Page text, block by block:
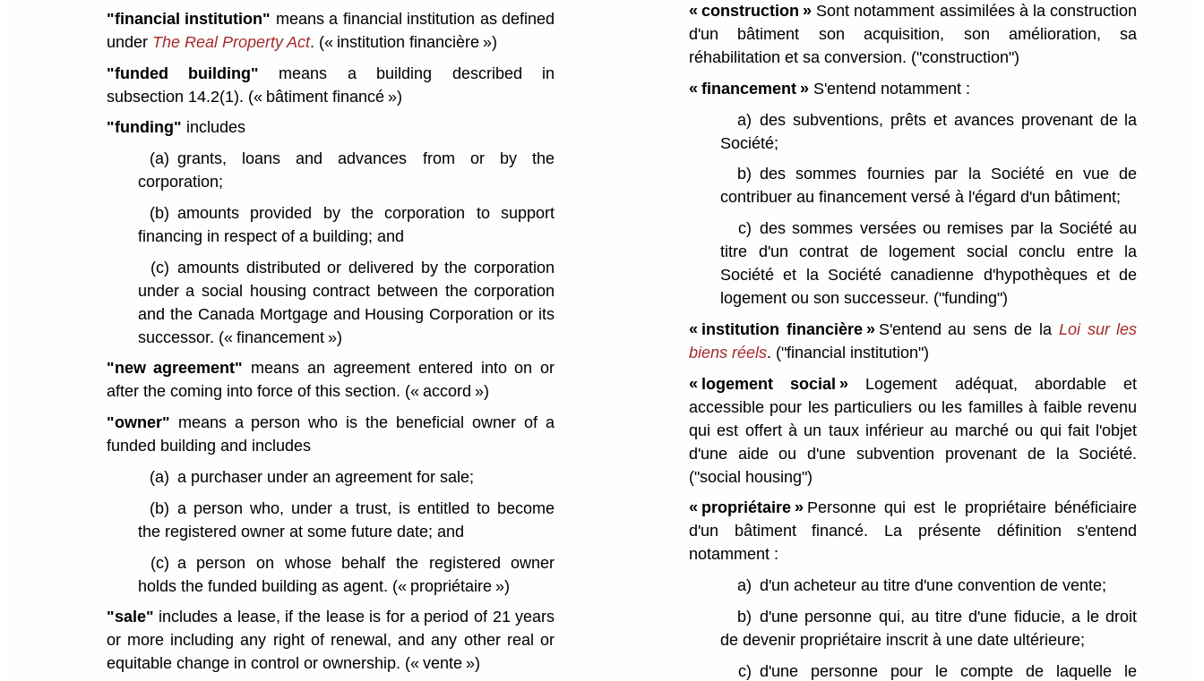
"financial institution" means a financial institution as defined
under The Real Property Act. (« institution financière »)
"funded building" means a building described in
subsection 14.2(1). (« bâtiment financé »)
"funding" includes
(a) grants, loans and advances from or by the
corporation;
(b) amounts provided by the corporation to support
financing in respect of a building; and
(c) amounts distributed or delivered by the corporation
under a social housing contract between the corporation
and the Canada Mortgage and Housing Corporation or its
successor. (« financement »)
"new agreement" means an agreement entered into on or
after the coming into force of this section. (« accord »)
"owner" means a person who is the beneficial owner of a
funded building and includes
(a) a purchaser under an agreement for sale;
(b) a person who, under a trust, is entitled to become
the registered owner at some future date; and
(c) a person on whose behalf the registered owner
holds the funded building as agent. (« propriétaire »)
"sale" includes a lease, if the lease is for a period of 21 years
or more including any right of renewal, and any other real or
equitable change in control or ownership. (« vente »)
« construction »Sont notamment assimilées à la construction
d'un bâtiment son acquisition, son amélioration, sa
réhabilitation et sa conversion. ("construction")
« financement »S'entend notamment :
a) des subventions, prêts et avances provenant de la
Société;
b) des sommes fournies par la Société en vue de
contribuer au financement versé à l'égard d'un bâtiment;
c) des sommes versées ou remises par la Société au
titre d'un contrat de logement social conclu entre la
Société et la Société canadienne d'hypothèques et de
logement ou son successeur. ("funding")
« institution financière »S'entend au sens de la Loi sur les
biens réels. ("financial institution")
« logement social » Logement adéquat, abordable et
accessible pour les particuliers ou les familles à faible revenu
qui est offert à un taux inférieur au marché ou qui fait l'objet
d'une aide ou d'une subvention provenant de la Société.
("social housing")
« propriétaire » Personne qui est le propriétaire bénéficiaire
d'un bâtiment financé. La présente définition s'entend
notamment :
a) d'un acheteur au titre d'une convention de vente;
b) d'une personne qui, au titre d'une fiducie, a le droit
de devenir propriétaire inscrit à une date ultérieure;
c) d'une personne pour le compte de laquelle le